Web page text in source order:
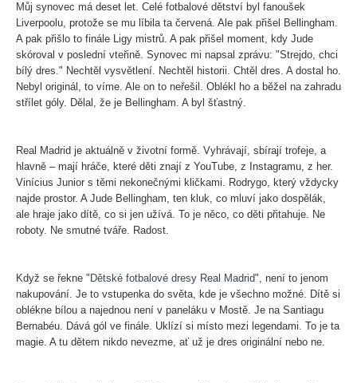
Můj synovec má deset let. Celé fotbalové dětství byl fanoušek
Liverpoolu, protože se mu líbila ta červená. Ale pak přišel Bellingham.
A pak přišlo to finále Ligy mistrů. A pak přišel moment, kdy Jude
skóroval v poslední vteřině. Synovec mi napsal zprávu: "Strejdo, chci
bílý dres." Nechtěl vysvětlení. Nechtěl historii. Chtěl dres. A dostal ho.
Nebyl originál, to víme. Ale on to neřešil. Oblékl ho a běžel na zahradu
střílet góly. Dělal, že je Bellingham. A byl šťastný.
Real Madrid je aktuálně v životní formě. Vyhrávají, sbírají trofeje, a
hlavně – mají hráče, které děti znají z YouTube, z Instagramu, z her.
Vinícius Junior s těmi nekonečnými kličkami. Rodrygo, který vždycky
najde prostor. A Jude Bellingham, ten kluk, co mluví jako dospělák,
ale hraje jako dítě, co si jen užívá. To je něco, co děti přitahuje. Ne
roboty. Ne smutné tváře. Radost.
Když se řekne " Dětské fotbalové dresy Real Madrid", není to jenom
nakupování. Je to vstupenka do světa, kde je všechno možné. Dítě si
oblékne bílou a najednou není v paneláku v Mostě. Je na Santiagu
Bernabéu. Dává gól ve finále. Uklízí si místo mezi legendami. To je ta
magie. A tu dětem nikdo nevezme, ať už je dres originální nebo ne.